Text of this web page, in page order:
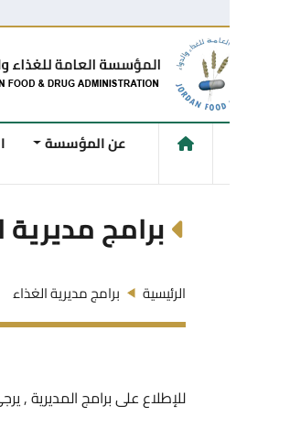
عن المؤسسة المديريات
برامج مديرية
برامج مديرية الغذاء
للإطلاع على برامج المديرية , يرجى